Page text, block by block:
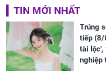
TIN MỚI NHẤT
Trúng
tiếp (8/
tài lộc',
nghiệp